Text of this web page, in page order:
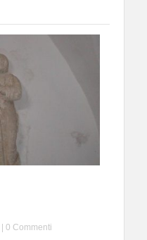
| 0 Commenti